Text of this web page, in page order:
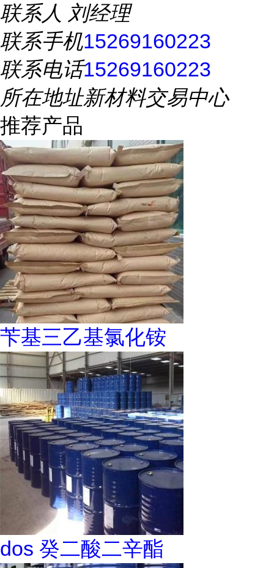
联系人 刘经理
联系手机15269160223
联系电话15269160223
所在地址新材料交易中心
推荐产品
苄基三乙基氯化铵
dos 癸二酸二辛酯